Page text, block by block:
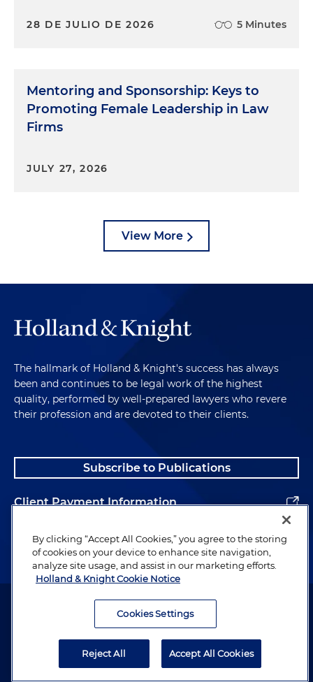
28 DE JULIO DE 2026 5 Minutes
Mentoring and Sponsorship: Keys to
Promoting Female Leadership in Law
Firms
JULY 27, 2026
View More
The hallmark of Holland & Knight's success has always
been and continues to be legal work of the highest
quality, performed by well-prepared lawyers who revere
their profession and are devoted to their clients.
Subscribe to Publications
Client Payment Information
Alumni
Attorney Advertising. Copyright © 1996–2026 Holland & Knight LLP.
By clicking “Accept All Cookies,” you agree to the storing
of cookies on your device to enhance site navigation,
analyze site usage, and assist in our marketing efforts.
Holland & Knight Cookie Notice
Cookies Settings
Reject All Accept All Cookies